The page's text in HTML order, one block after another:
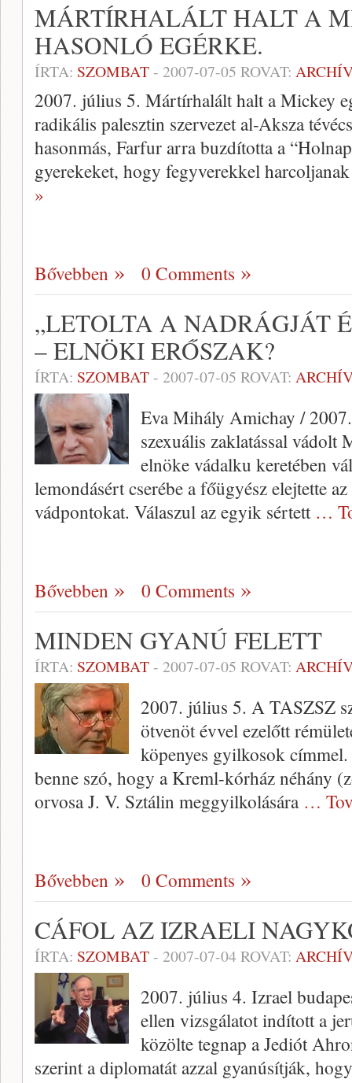
MÁRTÍRHALÁLT HALT A
HASONLÓ EGÉRKE.
ÍRTA: SZOMBAT- 2007-07-05 ROVAT:
2007. július 5. Mártírhalált halt a Mickey
radikális palesztin szervezet al-Aksza
hasonmás, Farfur arra buzdította a
gyerekeket, hogy fegyverekkel
»
Bővebben 0 Comments
„LETOLTA A NADRÁGJÁT
– ELNÖKI ERŐSZAK?
ÍRTA: SZOMBAT- 2007-07-05 ROVAT:
Eva Mihály Amichay /
szexuális zaklatással vádolt
elnöke vádalku keretében
lemondásért cserébe a főügyész elejtette
vádpontokat. Válaszul az egyik sértett …
Bővebben 0 Comments
MINDEN GYANÚ FELETT
ÍRTA: SZOMBAT- 2007-07-05 ROVAT:
2007. július 5. A TASZSZ
ötvenöt évvel ezelőtt
köpenyes gyilkosok
benne szó, hogy a Kreml-kórház néhány
orvosa J. V. Sztálin meggyilkolására …
Bővebben 0 Comments
CÁFOL AZ IZRAELI
ÍRTA: SZOMBAT- 2007-07-04ROVAT:
2007. július 4. Izrael
ellen vizsgálatot indított a
közölte tegnap a Jediót
szerint a diplomatát azzal gyanúsítják,